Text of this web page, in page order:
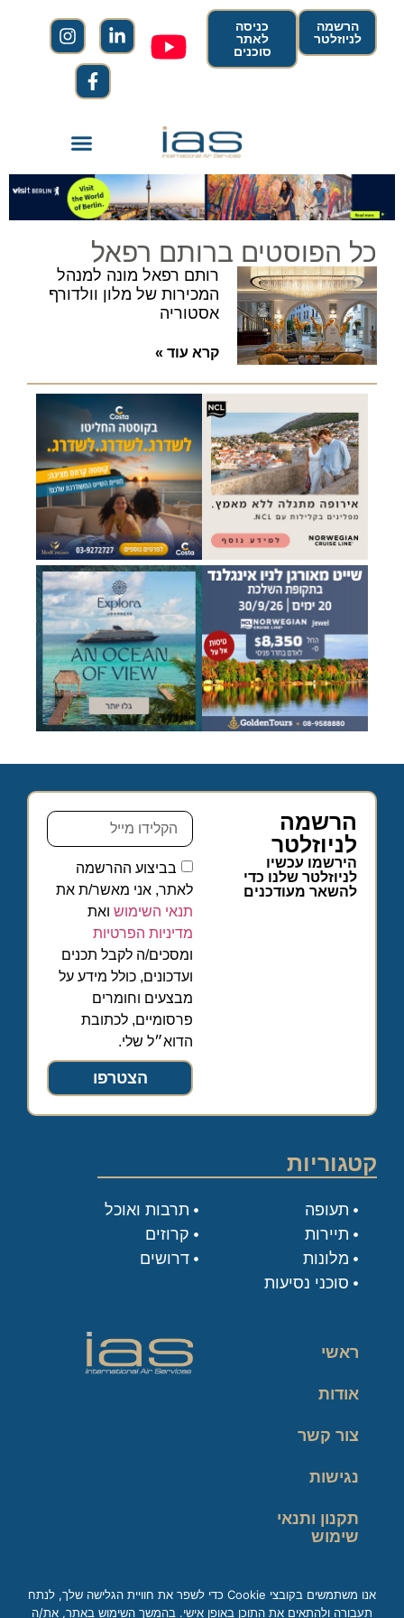
הרשמה
לניוזלטר
כניסה
לאתר
סוכנים
כל הפוסטים ברותם רפאל
רותם רפאל מונה למנהל
המכירות של מלון וולדורף
אסטוריה
קרא עוד »
הרשמה
לניוזלטר
הירשמו עכשיו
לניוזלטר שלנו כדי
להשאר מעודכנים
בביצוע ההרשמה
לאתר, אני מאשר/ת את
תנאי השימוש ואת
מדיניות הפרטיות
ומסכים/ה לקבל תכנים
ועדכונים, כולל מידע על
מבצעים וחומרים
פרסומיים, לכתובת
הדוא״ל שלי.
הצטרפו
קטגוריות
תעופה
תיירות
מלונות
סוכני נסיעות
תרבות ואוכל
קרוזים
דרושים
ראשי
אודות
צור קשר
נגישות
תקנון ותנאי
שימוש
אנו משתמשים בקובצי Cookie כדי לשפר את חוויית הגלישה שלך, לנתח
תעבורה ולהתאים את התוכן באופן אישי. בהמשך השימוש באתר, את/ה